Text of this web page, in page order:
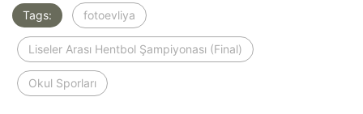
Tags: fotoevliya
Liseler Arası Hentbol Şampiyonası (Final)
Okul Sporları